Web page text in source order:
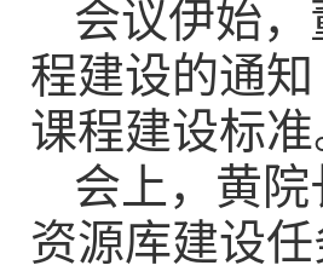
会议伊始
程建设的通
课程建设标准
会上，黄
资源库建设